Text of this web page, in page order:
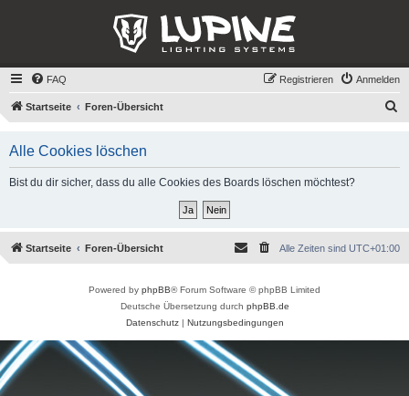
FAQ Anmelden
Registrieren
Startseite Foren-Übersicht
h
Alle Cookies löschen
Bist du dir sicher, dass du alle Cookies des Boards löschen möchtest?
Startseite Foren-Übersicht Alle Zeiten sind UTC+01:00
Powered by phpBB® Forum Software © phpBB Limited
Deutsche Übersetzung durch phpBB.de
Datenschutz| Nutzungsbedingungen